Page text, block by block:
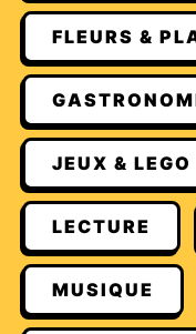
FLEURS &
JEUX & LEGO
LECTURE
MUSIQUE